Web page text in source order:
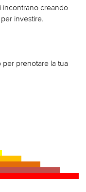
incontrano creando
investire.
per prenotare la tua